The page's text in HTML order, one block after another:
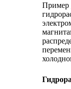
Пример